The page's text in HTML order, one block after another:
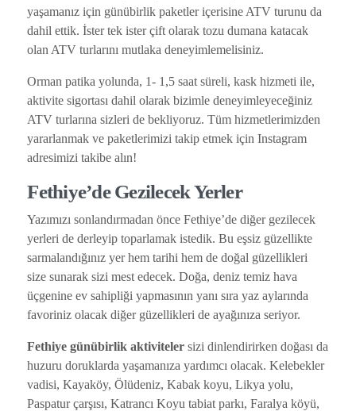
yaşamanız için günübirlik paketler içerisine ATV turunu da
dahil ettik. İster tek ister çift olarak tozu dumana katacak
olan ATV turlarını mutlaka deneyimlemelisiniz.
Orman patika yolunda, 1- 1,5 saat süreli, kask hizmeti ile,
aktivite sigortası dahil olarak bizimle deneyimleyeceğiniz
ATV turlarına sizleri de bekliyoruz. Tüm hizmetlerimizden
yararlanmak ve paketlerimizi takip etmek için Instagram
adresimizi takibe alın!
Fethiye’de Gezilecek Yerler
Yazımızı sonlandırmadan önce Fethiye’de diğer gezilecek
yerleri de derleyip toparlamak istedik. Bu eşsiz güzellikte
sarmalandığınız yer hem tarihi hem de doğal güzellikleri
size sunarak sizi mest edecek. Doğa, deniz temiz hava
üçgenine ev sahipliği yapmasının yanı sıra yaz aylarında
favoriniz olacak diğer güzellikleri de ayağınıza seriyor.
Fethiye günübirlik aktiviteler sizi dinlendirirken doğası da
huzuru doruklarda yaşamanıza yardımcı olacak. Kelebekler
vadisi, Kayaköy, Ölüdeniz, Kabak koyu, Likya yolu,
Paspatur çarşısı, Katrancı Koyu tabiat parkı, Faralya köyü,